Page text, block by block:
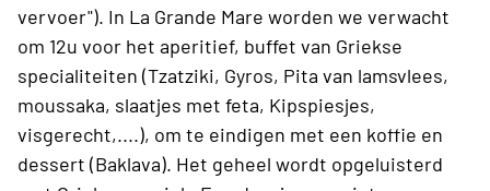
vervoer"). In La Grande Mare worden we verwacht
om 12u voor het aperitief, buffet van Griekse
specialiteiten (Tzatziki, Gyros, Pita van lamsvlees,
moussaka, slaatjes met feta, Kipspiesjes,
visgerecht,....), om te eindigen met een koffie en
dessert (Baklava). Het geheel wordt opgeluisterd